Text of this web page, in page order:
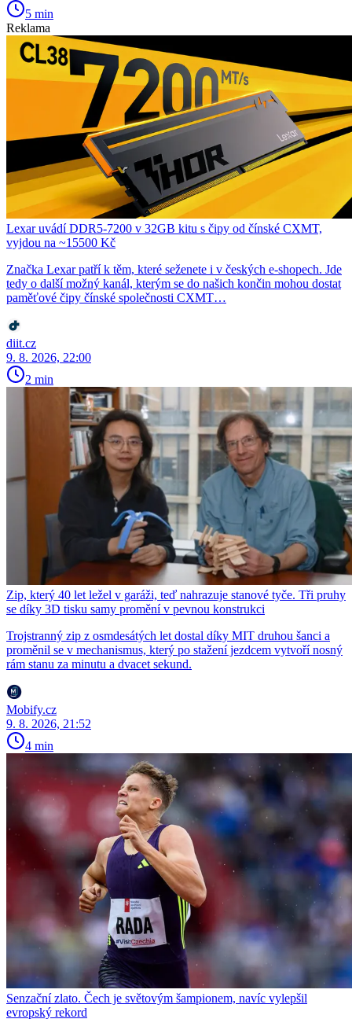
5 min
Reklama
Lexar uvádí DDR5-7200 v 32GB kitu s čipy od čínské CXMT,
vyjdou na ~15500 Kč
Značka Lexar patří k těm, které seženete i v českých e-shopech. Jde
tedy o další možný kanál, kterým se do našich končin mohou dostat
paměťové čipy čínské společnosti CXMT…
diit.cz
9. 8. 2026, 22:00
2 min
Zip, který 40 let ležel v garáži, teď nahrazuje stanové tyče. Tři pruhy
se díky 3D tisku samy promění v pevnou konstrukci
Trojstranný zip z osmdesátých let dostal díky MIT druhou šanci a
proměnil se v mechanismus, který po stažení jezdcem vytvoří nosný
rám stanu za minutu a dvacet sekund.
Mobify.cz
9. 8. 2026, 21:52
4 min
Senzační zlato. Čech je světovým šampionem, navíc vylepšil
evropský rekord